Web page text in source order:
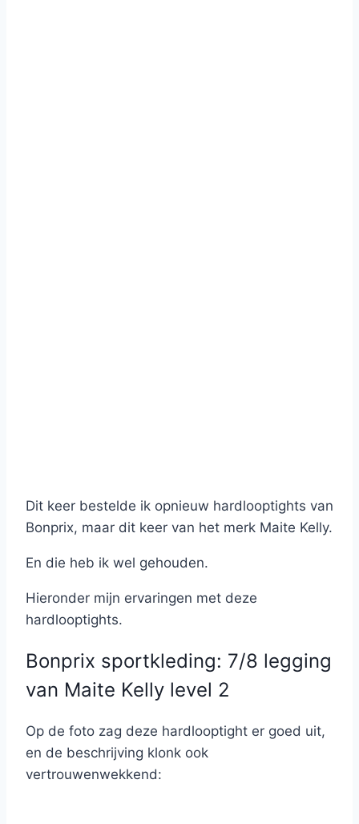
Dit keer bestelde ik opnieuw hardlooptights van
Bonprix, maar dit keer van het merk Maite Kelly.
En die heb ik wel gehouden.
Hieronder mijn ervaringen met deze
hardlooptights.
Bonprix sportkleding: 7/8 legging
van Maite Kelly level 2
Op de foto zag deze hardlooptight er goed uit,
en de beschrijving klonk ook
vertrouwenwekkend: